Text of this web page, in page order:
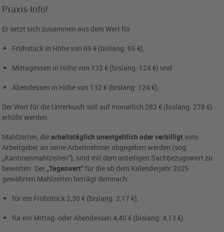
Praxis-Info!
Er setzt sich zusammen aus dem Wert für
Frühstück in Höhe von 69 € (bislang: 65 €),
Mittagessen in Höhe von 132 € (bislang: 124 €) und
Abendessen in Höhe von 132 € (bislang: 124 €).
Der Wert für die Unterkunft soll auf monatlich 282 € (bislang: 278 €)
erhöht werden.
Mahlzeiten, diearbeitstäglich unentgeltlich oder verbilligtvom
Arbeitgeber an seine Arbeitnehmer abgegeben werden (sog.
„Kantinenmahlzeiten“), sind mit dem anteiligen Sachbezugswert zu
bewerten. Der „Tageswert“für die ab dem Kalenderjahr 2025
gewährten Mahlzeiten beträgt demnach:
für ein Frühstück 2,30 € (bislang: 2,17 €),
für ein Mittag- oder Abendessen 4,40 € (bislang: 4,13 €).